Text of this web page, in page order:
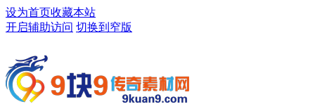
设为首页收藏本站
开启辅助访问 切换到窄版